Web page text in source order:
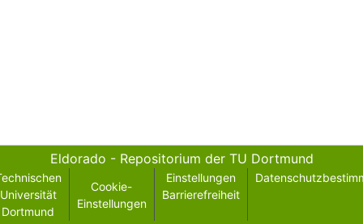
Eldorado - Repositorium der TU Dortmund
Universität
Dortmund
Cookie-
Einstellungen
Einstellungen
Barrierefreiheit